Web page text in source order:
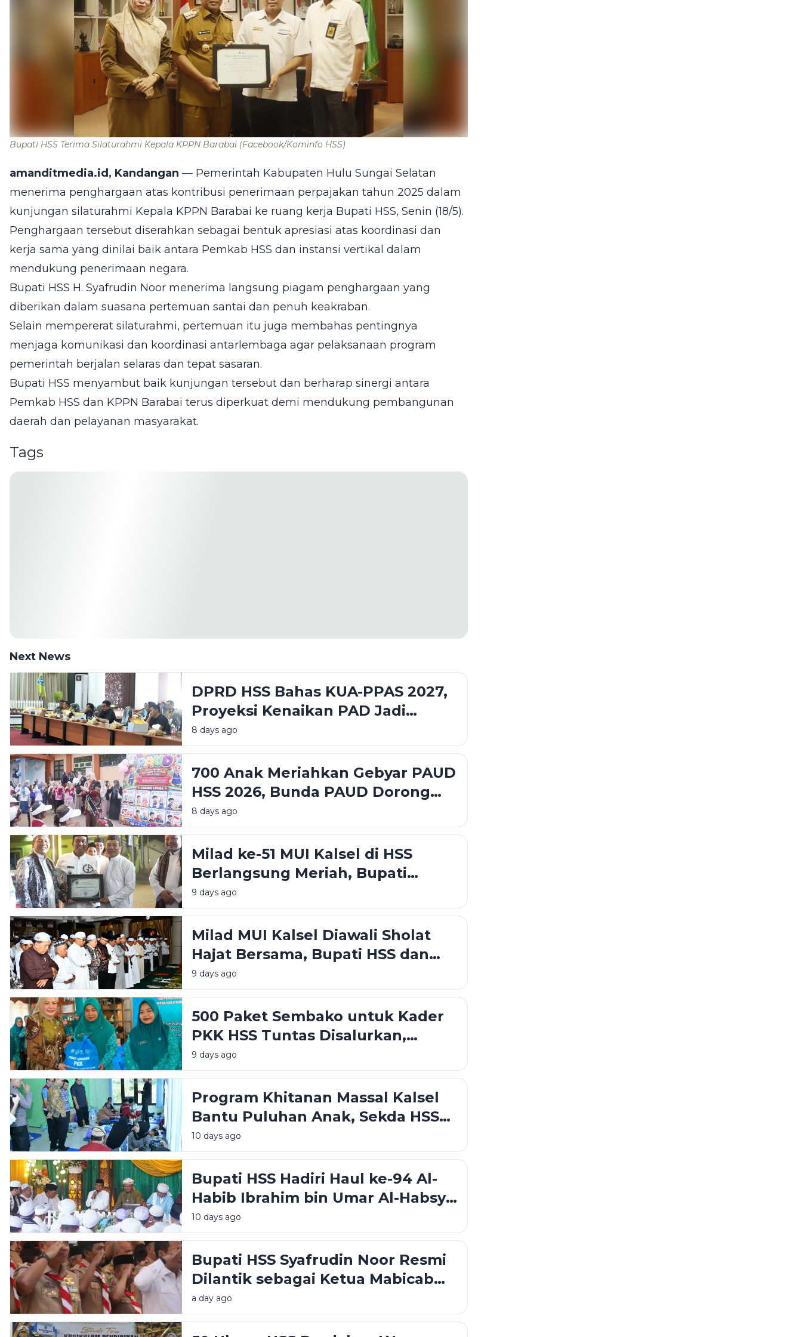
Bupati HSS Terima Silaturahmi Kepala KPPN Barabai (Facebook/Kominfo HSS)
amanditmedia.id, Kandangan — Pemerintah Kabupaten Hulu Sungai Selatan
menerima penghargaan atas kontribusi penerimaan perpajakan tahun 2025 dalam
kunjungan silaturahmi Kepala KPPN Barabai ke ruang kerja Bupati HSS, Senin (18/5).
Penghargaan tersebut diserahkan sebagai bentuk apresiasi atas koordinasi dan
kerja sama yang dinilai baik antara Pemkab HSS dan instansi vertikal dalam
mendukung penerimaan negara.
Bupati HSS H. Syafrudin Noor menerima langsung piagam penghargaan yang
diberikan dalam suasana pertemuan santai dan penuh keakraban.
Selain mempererat silaturahmi, pertemuan itu juga membahas pentingnya
menjaga komunikasi dan koordinasi antarlembaga agar pelaksanaan program
pemerintah berjalan selaras dan tepat sasaran.
Bupati HSS menyambut baik kunjungan tersebut dan berharap sinergi antara
Pemkab HSS dan KPPN Barabai terus diperkuat demi mendukung pembangunan
daerah dan pelayanan masyarakat.
Tags
Next News
DPRD HSS Bahas KUA-PPAS 2027,
Proyeksi Kenaikan PAD Jadi
Sorotan dalam Rapat Banggar
8 days ago
700 Anak Meriahkan Gebyar PAUD
HSS 2026, Bunda PAUD Dorong
Generasi Cerdas dan Berkarakter
8 days ago
Milad ke-51 MUI Kalsel di HSS
Berlangsung Meriah, Bupati
Syafrudin Noor Raih Penghargaan
Terbaik
9 days ago
Milad MUI Kalsel Diawali Sholat
Hajat Bersama, Bupati HSS dan
Ulama Hadiri Doa di Pendopo
9 days ago
500 Paket Sembako untuk Kader
PKK HSS Tuntas Disalurkan,
Tahap Kedua Jangkau 11
Kecamatan
9 days ago
Program Khitanan Massal Kalsel
Bantu Puluhan Anak, Sekda HSS
Tekankan Kolaborasi Sosial
Berkelanjutan
10 days ago
Bupati HSS Hadiri Haul ke-94 Al-
Habib Ibrahim bin Umar Al-Habsyi,
Ajak Masyarakat Perkuat
Persatuan dan Nilai Keagamaan
10 days ago
Bupati HSS Syafrudin Noor Resmi
Dilantik sebagai Ketua Mabicab
Pramuka, Ini Susunan Pengurus
2025-2030
a day ago